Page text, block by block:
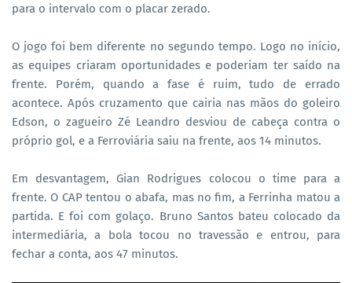
para o intervalo com o placar zerado.
O jogo foi bem diferente no segundo tempo. Logo no início,
as equipes criaram oportunidades e poderiam ter saído na
frente. Porém, quando a fase é ruim, tudo de errado
acontece. Após cruzamento que cairia nas mãos do goleiro
Edson, o zagueiro Zé Leandro desviou de cabeça contra o
próprio gol, e a Ferroviária saiu na frente, aos 14 minutos.
Em desvantagem, Gian Rodrigues colocou o time para a
frente. O CAP tentou o abafa, mas no fim, a Ferrinha matou a
partida. E foi com golaço. Bruno Santos bateu colocado da
intermediária, a bola tocou no travessão e entrou, para
fechar a conta, aos 47 minutos.